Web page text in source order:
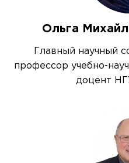
Ольга
Главный научный
профессор учебно-
доцент